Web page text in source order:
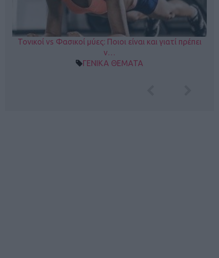
Τονικοί vs Φασικοί μύες: Ποιοι είναι και γιατί πρέπει
ν…
ΓΕΝΙΚΑ ΘΕΜΑΤΑ